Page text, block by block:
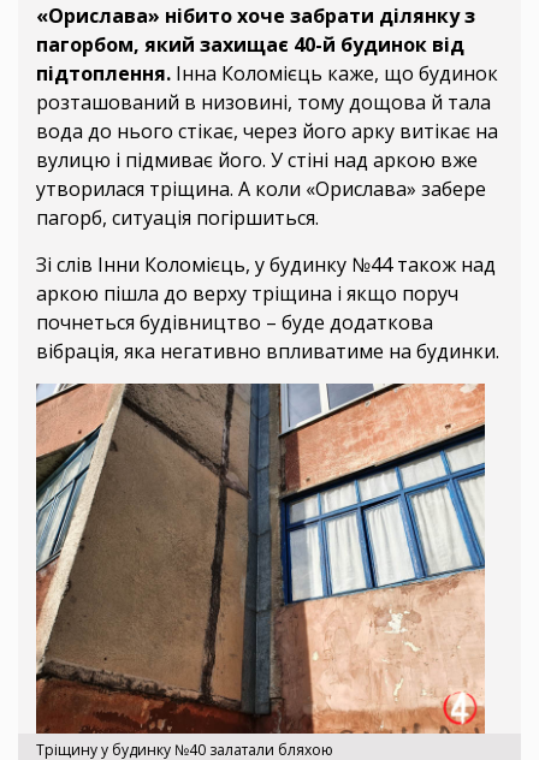
«Орислава» нібито хоче забрати ділянку з
пагорбом, який захищає 40-й будинок від
підтоплення. Інна Коломієць каже, що будинок
розташований в низовині, тому дощова й тала
вода до нього стікає, через його арку витікає на
вулицю і підмиває його. У стіні над аркою вже
утворилася тріщина. А коли «Орислава» забере
пагорб, ситуація погіршиться.
Зі слів Інни Коломієць, у будинку №44 також над
аркою пішла до верху тріщина і якщо поруч
почнеться будівництво – буде додаткова
вібрація, яка негативно впливатиме на будинки.
Тріщину у будинку №40 залатали бляхою